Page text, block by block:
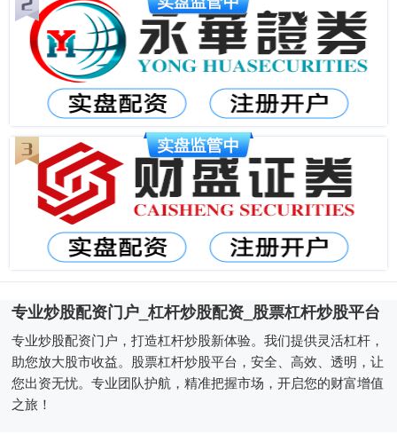
专业炒股配资门户_杠杆炒股配资_股票杠杆炒股平台
专业炒股配资门户，打造杠杆炒股新体验。我们提供灵活杠杆，
助您放大股市收益。股票杠杆炒股平台，安全、高效、透明，让
您出资无忧。专业团队护航，精准把握市场，开启您的财富增值
之旅！